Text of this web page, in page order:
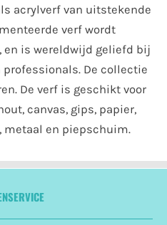
acrylverf van uitstekende
verf wordt
en is wereldwijd geliefd bij
De collectie
De verf is geschikt voor
canvas, gips, papier,
metaal en piepschuim.